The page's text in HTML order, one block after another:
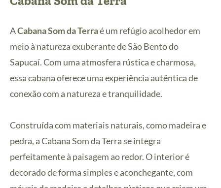
ACabana Som da Terraé um refúgio acolhedor em
meio à natureza exuberante de São Bento do
Sapucaí. Com uma atmosfera rústica e charmosa,
essa cabana oferece uma experiência autêntica de
conexão com a natureza e tranquilidade.
Construída com materiais naturais, como madeira e
pedra, a Cabana Som da Terra se integra
perfeitamente à paisagem ao redor. O interior é
decorado de forma simples e aconchegante, com